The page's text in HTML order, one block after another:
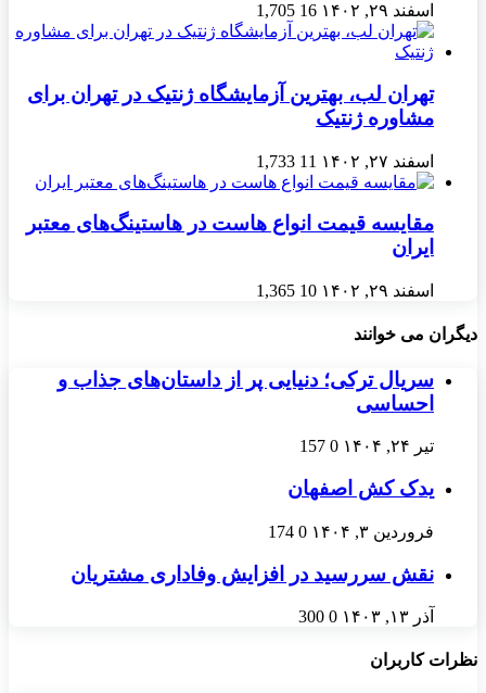
اسفند ۲۹, ۱۴۰۲ 16
1,705
تهران لب، بهترین آزمایشگاه ژنتیک در تهران برای
مشاوره ژنتیک
اسفند ۲۷, ۱۴۰۲ 11
1,733
مقایسه قیمت انواع هاست در هاستینگ‌های معتبر
ایران
اسفند ۲۹, ۱۴۰۲ 10
1,365
دیگران می خوانند
سریال ترکی؛ دنیایی پر از داستان‌های جذاب و
احساسی
تیر ۲۴, ۱۴۰۴ 0
157
یدک کش اصفهان
فروردین ۳, ۱۴۰۴ 0
174
نقش سررسید در افزایش وفاداری مشتریان
آذر ۱۳, ۱۴۰۳ 0
300
نظرات کاربران